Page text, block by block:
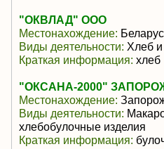
"ОКВЛАД" ООО
Местонахождение:
Виды деятельности: Хлеб
Краткая информация: хлеб
"ОКСАНА-2000"
Местонахождение:
Виды деятельности:
хлебобулочные изделия
Краткая информация: